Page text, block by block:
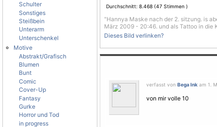
Schulter
Sonstiges
Steißbein
Unterarm
Unterschenkel
Motive
Abstrakt/Grafisch
Blumen
Bunt
Comic
Cover-Up
Fantasy
Gurke
Horror und Tod
in progress
Durchschnitt: 8.468 (47 Stimmen )
"Hannya Maske nach der 2. sitzung. is
März 2009 - 20:46. und als Tattoo in die
Dieses Bild verlinken?
verfasst von Bega Ink am 1.
von mir volle 10